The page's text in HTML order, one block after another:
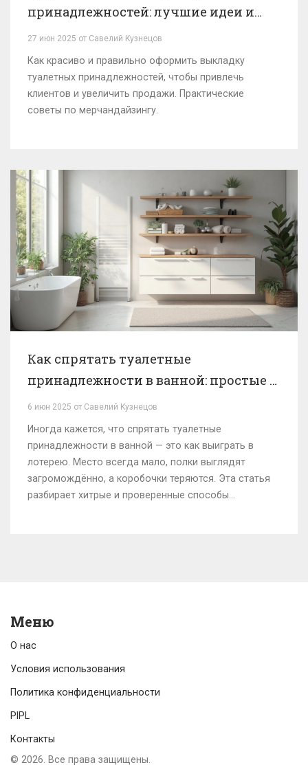
принадлежностей: лучшие идеи и
советы
27 июн 2025 от Савелий Кузнецов
Как красиво и правильно оформить выкладку
туалетных принадлежностей, чтобы привлечь
клиентов и увеличить продажи. Практические
советы по мерчандайзингу.
Как спрятать туалетные
принадлежности в ванной: простые и
эффективные идеи
6 июн 2025 от Савелий Кузнецов
Иногда кажется, что спрятать туалетные
принадлежности в ванной — это как выиграть в
лотерею. Место всегда мало, полки выглядят
загромождённо, а коробочки теряются. Эта статья
разбирает хитрые и проверенные способы
Меню
О нас
Условия использования
Политика конфиденциальности
PIPL
Контакты
© 2026. Все права защищены.